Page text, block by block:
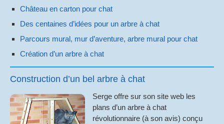
Château en carton pour chat
Des centaines d’idées pour un arbre à chat
Parcours mural, mur d’aventure, arbre mural pour chat
Création d’un arbre à chat
Construction d’un bel arbre à chat
Serge offre sur son site web les
plans d’un arbre à chat
révolutionnaire (à son avis) conçu